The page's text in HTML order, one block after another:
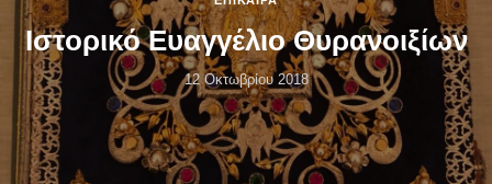
Ιστορικό Ευαγγέλιο Θυρανοιξίων
12 Οκτωβρίου 2018